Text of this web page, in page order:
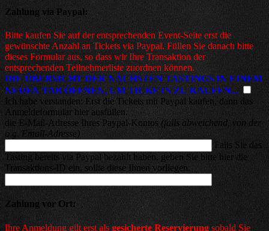
Zahlung via Paypal:
Bitte kaufen Sie auf der entsprechenden Event-Seite erst die
gewünschte Anzahl an Tickets via Paypal. Füllen Sie danach bitte
dieses Formular aus, so dass wir Ihre Transaktion der
entsprechenden Teilnehmerliste zuordnen können.
DIE ÜBERSICHT DER NÄCHSTEN TASTINGS IN EINEM
NEUEN TAB ÖFFNEN, UM TICKETS ZU KAUFEN...
Ich habe verstanden: Erst die Tickets mit Paypal kaufen, dann das
Anmeldeformular hier ausfüllen.
die E-Mail-Adresse Ihres Paypal-Kontos (falls abweichend, von der
o.g. Email-Adresse)
Falls Sie das
Tasting bereits via Paypal bezahlt haben, geben Sie bitte hier die
Transaktions-ID ein, sollte diese Ihnen vorliegen.
Zahlung vor Ort:
Ihre Anmeldung gilt erst als gesicherte Reservierung sobald Sie